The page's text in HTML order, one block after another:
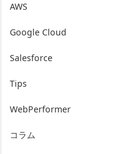
AWS
Google Cloud
Salesforce
Tips
WebPerformer
コラム